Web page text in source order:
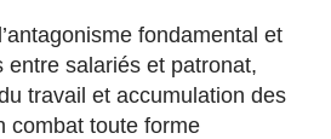
fondamental et
entre salariés et patronat,
travail et accumulation des
combat toute forme